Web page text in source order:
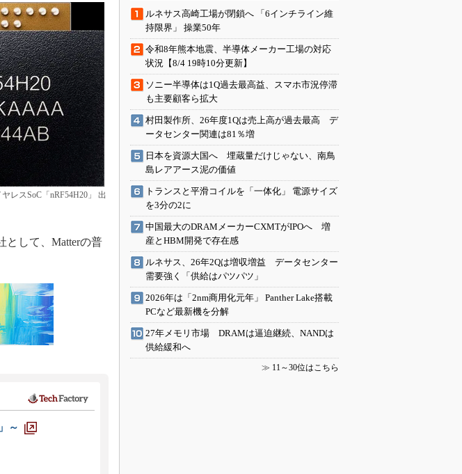
レスSoC「nRF54H20」 出
として、Matterの普
～
ルネサス高崎工場が閉鎖へ 「6インチライン維
持限界」 操業50年
令和8年熊本地震、半導体メーカー工場の対応
状況【8/4 19時10分更新】
ソニー半導体は1Q過去最高益、スマホ市況停滞
も主要顧客ら拡大
村田製作所、26年度1Qは売上高が過去最高 デ
ータセンター関連は81％増
日本を資源大国へ 埋蔵量だけじゃない、南鳥
島レアアース泥の価値
トランスと平滑コイルを「一体化」 電源サイズ
を3分の2に
中国最大のDRAMメーカーCXMTがIPOへ 増
産とHBM開発で存在感
ルネサス、26年2Qは増収増益 データセンター
需要強く「供給はパツパツ」
2026年は「2nm商用化元年」 Panther Lake搭載
PCなど最新機を分解
27年メモリ市場 DRAMは逼迫継続、NANDは
供給緩和へ
≫ 11～30位はこちら